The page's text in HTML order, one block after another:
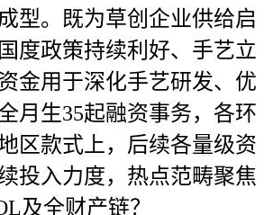
型。既为草创企业供给启
度政策持续利好、手艺立
金用于深化手艺研发、优
月生35起融资事务，各环
区款式上，后续各量级资
投入力度，热点范畴聚焦
及全财产链？